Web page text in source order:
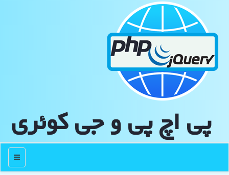
پی اچ پی و جی كوئری
منو